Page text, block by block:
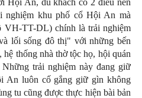
Hội An, du khách có 2 điều nên
nghiệm khu phố cổ Hội An mà
VH-TT-DL) chính là trải nghiệm
lối sống đô thị" với những bến
hệ thống nhà thờ tộc họ, hội quán
trải nghiệm này đang giữ
An luôn cố gắng giữ gìn không
tu cũng được thực hiện bài bản